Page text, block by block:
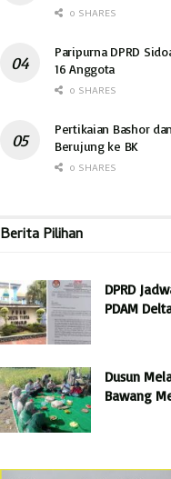
0 SHARES
Paripurna DPRD
16 Anggota
0 SHARES
Pertikaian Bashor
Berujung ke BK
0 SHARES
Berita Pilihan
DPRD
PDAM
Dusun
Bawang